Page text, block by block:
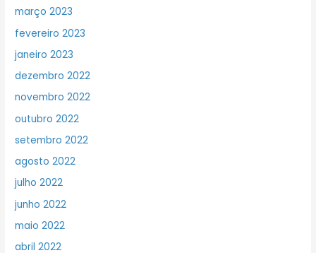
março 2023
fevereiro 2023
janeiro 2023
dezembro 2022
novembro 2022
outubro 2022
setembro 2022
agosto 2022
julho 2022
junho 2022
maio 2022
abril 2022